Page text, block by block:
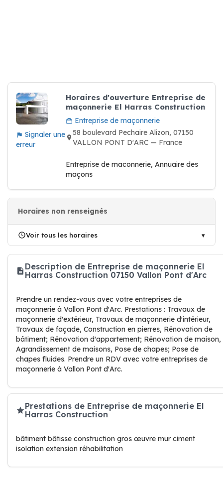
Signaler une
erreur
Horaires d'ouverture Entreprise de
maçonnerie El Harras Construction
Entreprise de maçonnerie
58 boulevard Pechaire Alizon, 07150
VALLON PONT D'ARC — France
Entreprise de maconnerie, Annuaire des
maçons
Horaires non renseignés
Voir tous les horaires
Description de Entreprise de maçonnerie El
Harras Construction 07150 Vallon Pont d'Arc
Prendre un rendez-vous avec votre entreprises de
maçonnerie à Vallon Pont d'Arc. Prestations : Travaux de
maçonnerie d'extérieur, Travaux de maçonnerie d'intérieur,
Travaux de façade, Construction en pierres, Rénovation de
bâtiment; Rénovation d'appartement; Rénovation de maison,
Agrandissement de maisons, Pose de chapes; Pose de
chapes fluides. Prendre un RDV avec votre entreprises de
maçonnerie à Vallon Pont d'Arc.
Prestations de Entreprise de maçonnerie El
Harras Construction
bâtiment bâtisse construction gros œuvre mur ciment
isolation extension réhabilitation